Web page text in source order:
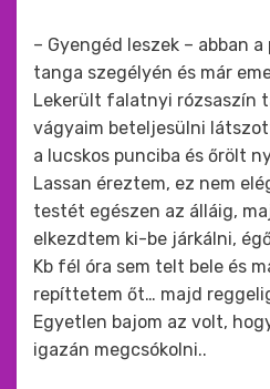
– Gyengéd leszek – abban
tanga szegélyén és már
Lekerült falatnyi rózsaszín
vágyaim beteljesülni
a lucskos punciba és őrölt
Lassan éreztem, ez nem
testét egészen az álláig,
elkezdtem ki-be járkálni,
Kb fél óra sem telt bele és
repíttetem őt… majd
Egyetlen bajom az volt,
igazán megcsókolni..